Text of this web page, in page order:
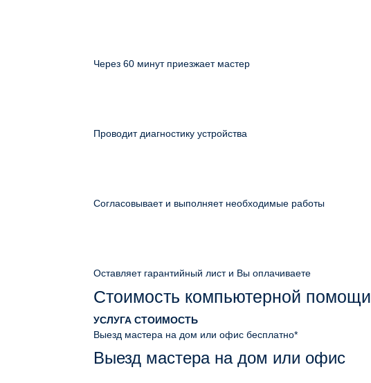
Через 60 минут приезжает мастер
Проводит диагностику устройства
Согласовывает и выполняет необходимые работы
Оставляет гарантийный лист и Вы оплачиваете
Стоимость компьютерной помощи
УСЛУГА СТОИМОСТЬ
Выезд мастера на дом или офис бесплатно*
Выезд мастера на дом или офис